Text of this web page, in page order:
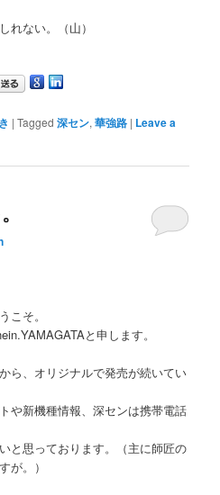
れない。（山）
|Tagged 深セン,華強路 | Leave a
こそ。
と申します。
ら、オリジナルで発売が続いてい
や新機種情報、深センは携帯電話
と思っております。（主に師匠の
が。）